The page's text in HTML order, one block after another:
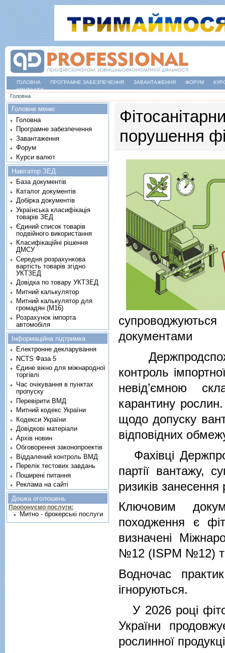
ГОЛОВНА ПРОГРАМНЕ ЗАБЕЗПЕЧЕННЯ ЗАВАНТАЖЕННЯ ФОРУМ
КОНТАКТИ
Ви є тут
Головна
порушення
документами
контроль
невід’ємною
карантину
щодо допуску
відповідних
Фахівці
партії вантажу,
ризиків занесення
Ключовим
походження є
визначені
№12 (ISPM №12)
Водночас
ігноруються.
У 2026 році
України
рослинної
Головне меню
Головна
Програмне забезпечення
Завантаження
Форум
Курси валют
Навігатор ЗЕД
База документів
Каталог документів
Добірка документів
Українська класифікація
товарів ЗЕД
Єдиний список товарів
подвійного використання
Класифікаційні рішення
ДМСУ
Середня розрахункова
вартість товарів згідно
УКТЗЕД
Довідка по товару УКТЗЕД
Митний калькулятор
Митний калькулятор для
громадян (М16)
Розрахунок імпорта
автомобіля
Інформаційна підтримка
Електронне декларування
NCTS Фаза 5
Єдине вікно для міжнародної
торгівлі
Час очікування в пунктах
пропуску
Перевірити ВМД
Митний кодекс України
Кодекси України
Довідкові матеріали
Архів новин
Обговорення законопроектів
Віддалений контроль ВМД
Перелік тестових завдань
Поширені питання
Реклама на сайті
Дошка оголошень
Пропонуємо послуги:
Митно - брокерські послуги